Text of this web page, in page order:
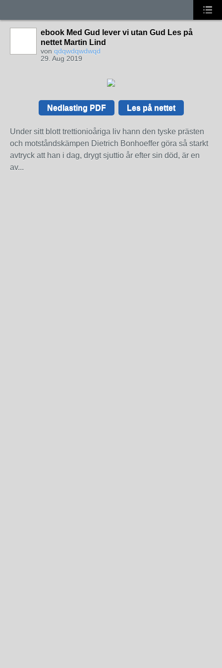
ebook Med Gud lever vi utan Gud Les på
nettet Martin Lind
von qdqwdqwdwqd
29. Aug 2019
Nedlasting PDF Les på nettet
Under sitt blott trettionioåriga liv hann den tyske prästen
och motståndskämpen Dietrich Bonhoeffer göra så starkt
avtryck att han i dag, drygt sjuttio år efter sin död, är en
av...